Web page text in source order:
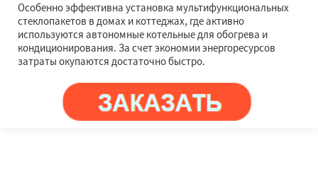
Особенно эффективна установка мультифункциональных
стеклопакетов в домах и коттеджах, где активно
используются автономные котельные для обогрева и
кондиционирования. За счет экономии энергоресурсов
затраты окупаются достаточно быстро.